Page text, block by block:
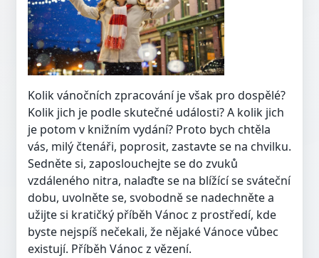
Kolik vánočních zpracování je však pro dospělé?
Kolik jich je podle skutečné události? A kolik jich
je potom v knižním vydání? Proto bych chtěla
vás, milý čtenáři, poprosit, zastavte se na chvilku.
Sedněte si, zaposlouchejte se do zvuků
vzdáleného nitra, nalaďte se na blížící se sváteční
dobu, uvolněte se, svobodně se nadechněte a
užijte si kratičký příběh Vánoc z prostředí, kde
byste nejspíš nečekali, že nějaké Vánoce vůbec
existují. Příběh Vánoc z vězení.